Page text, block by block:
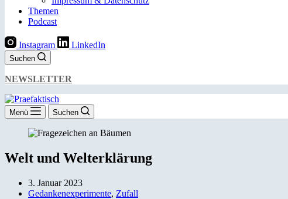
Themen
Podcast
Instagram LinkedIn
Suchen
NEWSLETTER
Menü Suchen
Welt und Welterklärung
3. Januar 2023
Gedankenexperimente, Zufall